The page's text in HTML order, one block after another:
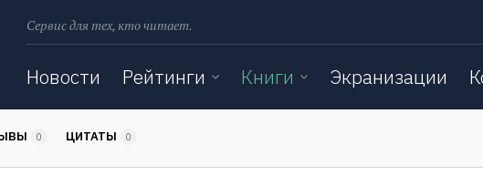
Сервис для тех, кто читает.
Новости Рейтинги Книги Экранизации
0 ЦИТАТЫ 0